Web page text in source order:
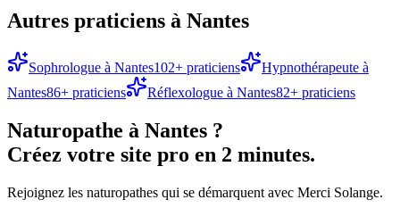
Autres praticiens à Nantes
Sophrologue à Nantes102+ praticiens Hypnothérapeute à
Nantes86+ praticiens Réflexologue à Nantes82+ praticiens
Naturopathe à Nantes ?
Créez votre site pro en 2 minutes.
Rejoignez les naturopathes qui se démarquent avec Merci Solange.